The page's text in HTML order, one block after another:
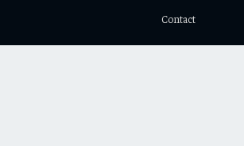
Contact